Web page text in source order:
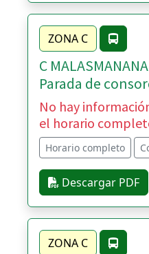
ZONA C
C
Parada de
No hay
el horario
Horario completo
Descargar PDF
ZONA C